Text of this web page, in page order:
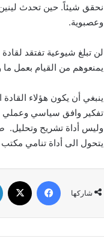
نحقق شيئاً. حين تحدث لينين
وعصبوية.
لن تبلغ شيوعية تفتقد
يمنعوهم من القيام بعمل
ينبغي أن يكون هؤلاء
تفكير وافق سياسي وعملي
وليس أداة تشريح
يتحول الى أداة تنامي
شاركها
فيسبوك